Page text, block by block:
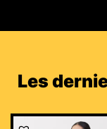
Les